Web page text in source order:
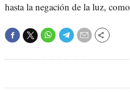
hasta la negación de la luz, como